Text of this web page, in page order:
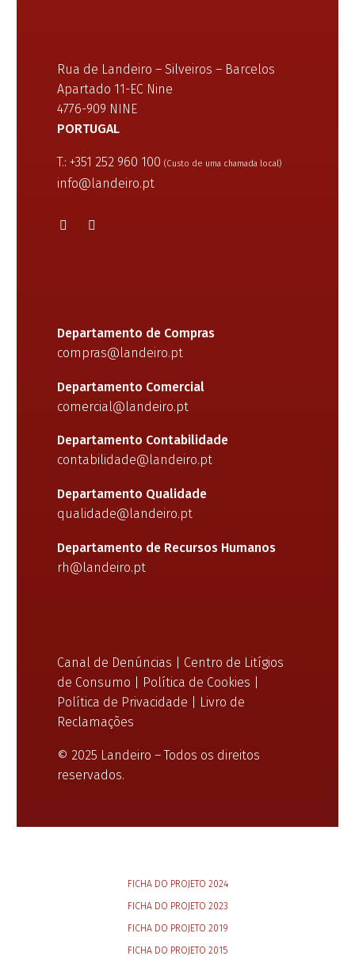
Rua de Landeiro – Silveiros – Barcelos
Apartado 11-EC Nine
4776-909 NINE
PORTUGAL
T.: +351 252 960 100 (Custo de uma chamada local)
info@landeiro.pt
Departamento de Compras
compras@landeiro.pt
Departamento Comercial
comercial@landeiro.pt
Departamento Contabilidade
contabilidade@landeiro.pt
Departamento Qualidade
qualidade@landeiro.pt
Departamento de Recursos Humanos
rh@landeiro.pt
Canal de Denúncias
Centro de Litígios
de Consumo
Política de Cookies
Política de Privacidade
Livro de
Reclamações
© 2025 Landeiro – Todos os direitos
reservados.
FICHA DO PROJETO 2024
FICHA DO PROJETO 2023
FICHA DO PROJETO 2019
FICHA DO PROJETO 2015